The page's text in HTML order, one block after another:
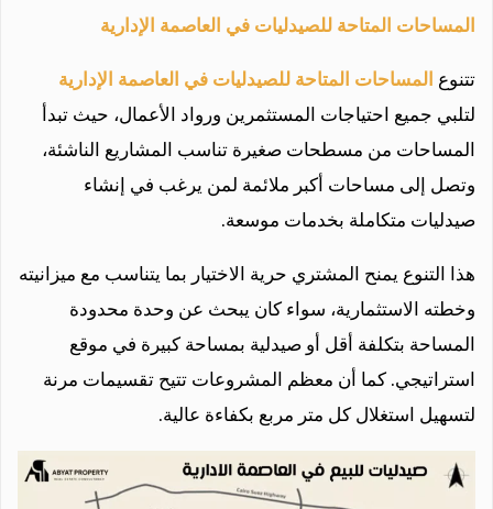
المساحات المتاحة للصيدليات في العاصمة الإدارية
تتنوعالمساحات المتاحة للصيدليات في العاصمة الإدارية
لتلبي جميع احتياجات المستثمرين ورواد الأعمال، حيث تبدأ
المساحات من مسطحات صغيرة تناسب المشاريع الناشئة،
وتصل إلى مساحات أكبر ملائمة لمن يرغب في إنشاء
صيدليات متكاملة بخدمات موسعة.
هذا التنوع يمنح المشتري حرية الاختيار بما يتناسب مع ميزانيته
وخطته الاستثمارية، سواء كان يبحث عن وحدة محدودة
المساحة بتكلفة أقل أو صيدلية بمساحة كبيرة في موقع
استراتيجي. كما أن معظم المشروعات تتيح تقسيمات مرنة
لتسهيل استغلال كل متر مربع بكفاءة عالية.